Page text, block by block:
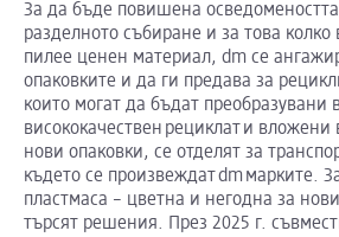
За да бъде повишена
разделното събиране и за това
пилее ценен материал, dm се
опаковките и да ги предава за
които могат да бъдат преобразувани
висококачествен рециклат и вложени
нови опаковки, се отделят за
където се произвеждат dm марките.
пластмаса – цветна и негодна за
търсят решения. През 2025 г.